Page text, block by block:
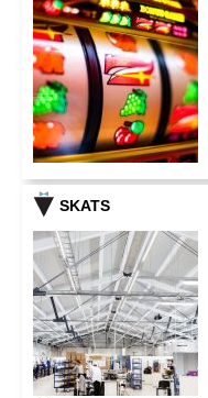
SKATS